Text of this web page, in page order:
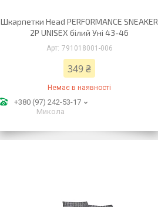
Шкарпетки Head PERFORMANCE SNEAKER
2P UNISEX білий Уні 43-46
791018001-006
349 ₴
Немає в наявності
+380 (97) 242-53-17
Микола